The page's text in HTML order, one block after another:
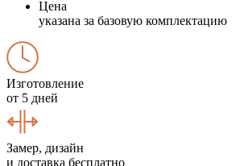
Цена
указана за базовую комплектацию
Изготовление
от 5 дней
Замер, дизайн
и доставка бесплатно